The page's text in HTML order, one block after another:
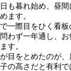
も暮れ始め、昼
ます。
一際目をひく看
わず一年通し、
す。
目をとめたのが
の高さだと有利